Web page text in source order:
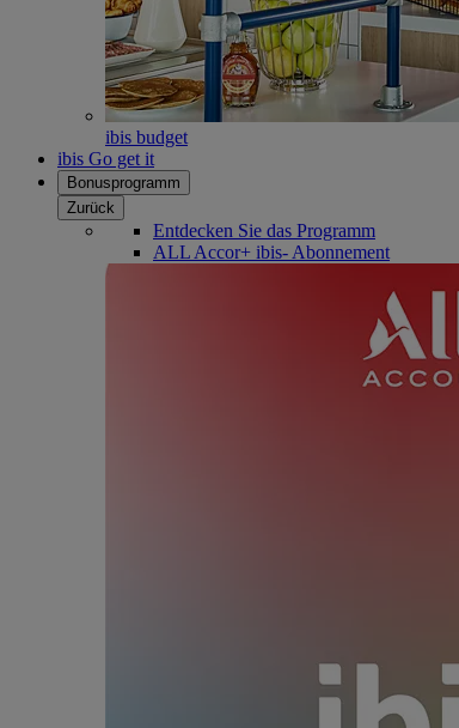
ibis budget
ibis Go get it
Bonusprogramm
Zurück
Entdecken Sie das Programm
ALL Accor+ ibis- Abonnement